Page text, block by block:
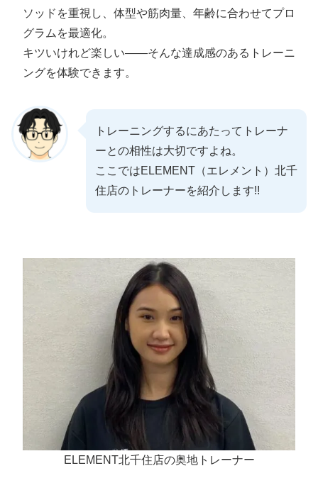
ソッドを重視し、体型や筋肉量、年齢に合わせてプロ
グラムを最適化。
キツいけれど楽しい――そんな達成感のあるトレーニ
ングを体験できます。
トレーニングするにあたってトレーナ
ーとの相性は大切ですよね。
ここではELEMENT（エレメント）北千
住店のトレーナーを紹介します!!
ELEMENT北千住店の奥地トレーナー